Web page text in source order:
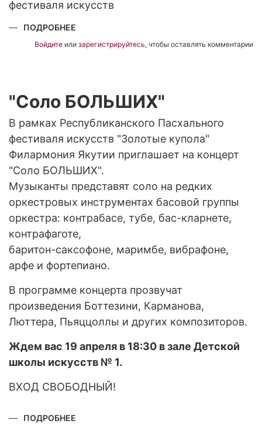
фестиваля искусств
ПОДРОБНЕЕ
ПРАВИТ
ЛЮБОВЬ"
Войдите или зарегистрируйтесь, чтобы оставлять комментарии
"Соло БОЛЬШИХ"
В рамках Республиканского Пасхального
фестиваля искусств "Золотые купола"
Филармония Якутии приглашает на концерт
"Соло БОЛЬШИХ".
Музыканты представят соло на редких
оркестровых инструментах басовой группы
оркестра: контрабасе, тубе, бас-кларнете,
контрафаготе,
баритон-саксофоне, маримбе, вибрафоне,
арфе и фортепиано.
В программе концерта прозвучат
произведения Боттезини, Карманова,
Люттера, Пьяццоллы и других композиторов.
Ждем вас 19 апреля в 18:30 в зале Детской
школы искусств № 1.
ВХОД СВОБОДНЫЙ!
ПОДРОБНЕЕ